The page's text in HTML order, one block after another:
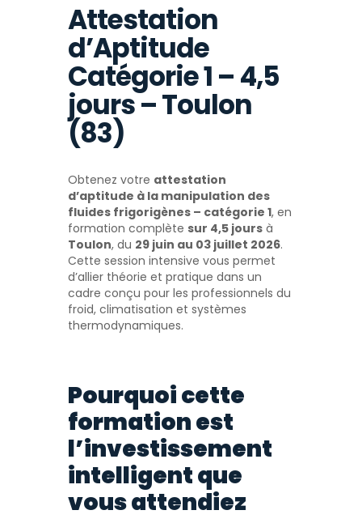
Attestation
d’Aptitude
Catégorie 1 – 4,5
jours – Toulon
(83)
Obtenez votre attestation
d’aptitude à la manipulation des
fluides frigorigènes – catégorie 1, en
formation complète sur 4,5 jours à
Toulon, du 29 juin au 03 juillet 2026.
Cette session intensive vous permet
d’allier théorie et pratique dans un
cadre conçu pour les professionnels du
froid, climatisation et systèmes
thermodynamiques.
Pourquoi cette
formation est
l’investissement
intelligent que
vous attendiez